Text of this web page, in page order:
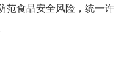
范食品安全风险，统一许